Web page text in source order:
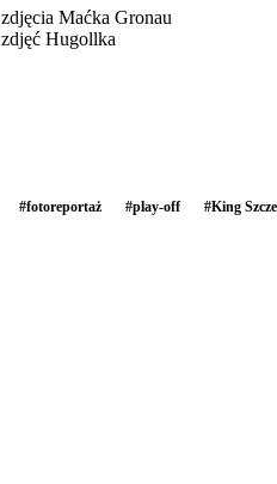
zdjęcia Maćka Gronau
zdjęć Hugollka
#fotoreportaż #play-off #King